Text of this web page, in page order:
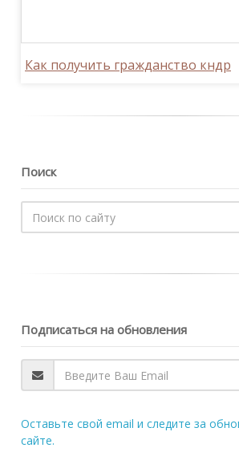
Как получить гражданство кндр
Поиск
Подписаться на обновления
Оставьте свой email и следите за
сайте.